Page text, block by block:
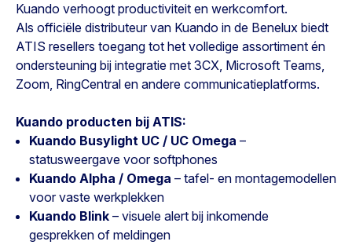
Kuando verhoogt productiviteit en werkcomfort.
Als officiële distributeur van Kuando in de Benelux biedt
ATIS resellers toegang tot het volledige assortiment én
ondersteuning bij integratie met 3CX, Microsoft Teams,
Zoom, RingCentral en andere communicatieplatforms.
Kuando producten bij ATIS:
Kuando Busylight UC / UC Omega –
statusweergave voor softphones
Kuando Alpha / Omega – tafel- en montagemodellen
voor vaste werkplekken
Kuando Blink – visuele alert bij inkomende
gesprekken of meldingen